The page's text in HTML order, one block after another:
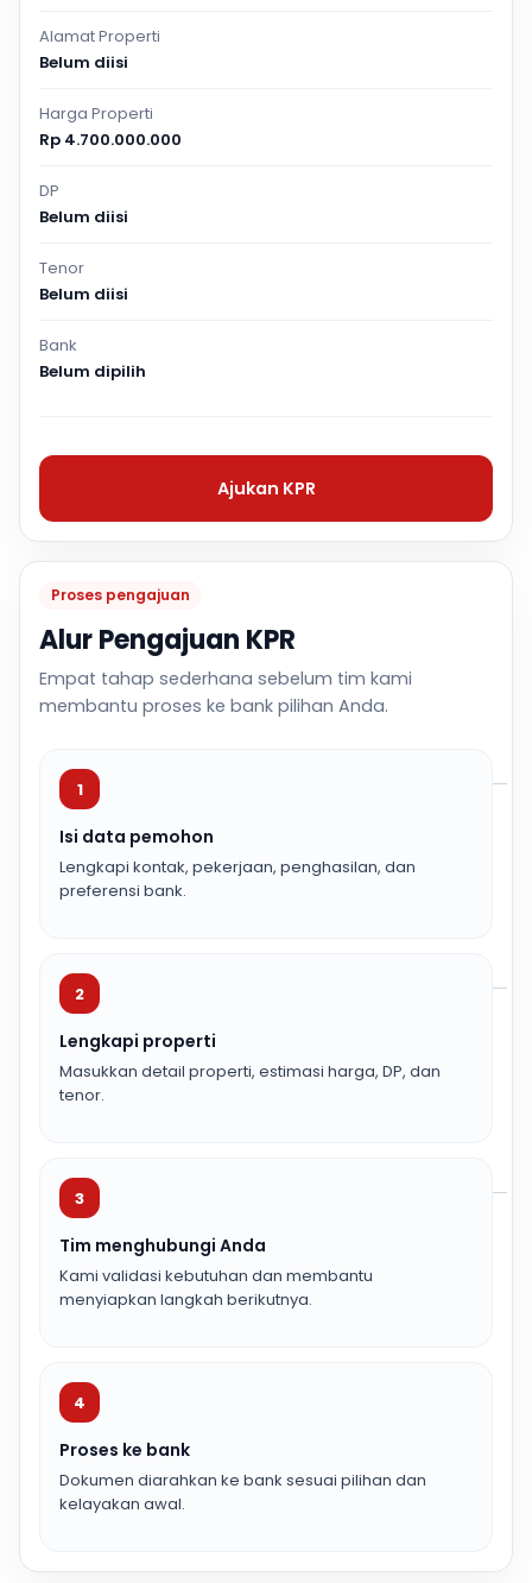
Proses pengajuan
Alur Pengajuan KPR
Empat tahap sederhana sebelum tim kami
membantu proses ke bank pilihan Anda.
1
Isi data pemohon
Lengkapi kontak, pekerjaan, penghasilan, dan
preferensi bank.
2
Lengkapi properti
Masukkan detail properti, estimasi harga, DP, dan
tenor.
3
Tim menghubungi Anda
Kami validasi kebutuhan dan membantu
menyiapkan langkah berikutnya.
4
Proses ke bank
Dokumen diarahkan ke bank sesuai pilihan dan
kelayakan awal.
Alamat Properti
Belum diisi
Harga Properti
Rp 4.700.000.000
DP
Belum diisi
Tenor
Belum diisi
Bank
Belum dipilih
Ajukan KPR